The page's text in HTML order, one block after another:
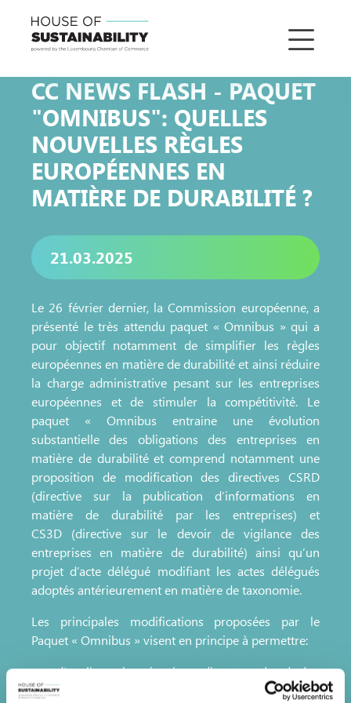
CC NEWS FLASH - PAQUET
"OMNIBUS": QUELLES
NOUVELLES RÈGLES
EUROPÉENNES EN
MATIÈRE DE DURABILITÉ ?
21.03.2025
Le 26 février dernier, la Commission européenne, a
présenté le très attendu paquet « Omnibus » qui a
pour objectif notamment de simplifier les règles
européennes en matière de durabilité et ainsi réduire
la charge administrative pesant sur les entreprises
européennes et de stimuler la compétitivité. Le
paquet « Omnibus entraine une évolution
substantielle des obligations des entreprises en
matière de durabilité et comprend notamment une
proposition de modification des directives CSRD
(directive sur la publication d’informations en
matière de durabilité par les entreprises) et
CS3D (directive sur le devoir de vigilance des
entreprises en matière de durabilité) ainsi qu’un
projet d’acte délégué modifiant les actes délégués
adoptés antérieurement en matière de taxonomie.
Les principales modifications proposées par le
Paquet « Omnibus » visent en principe à permettre:
d’appliquer le mécanisme dit «stop the clock»
qui reporterait (i) le calendrier d’application des